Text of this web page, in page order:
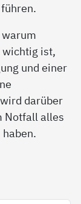
wichtig ist,
und einer
darüber
Notfall alles